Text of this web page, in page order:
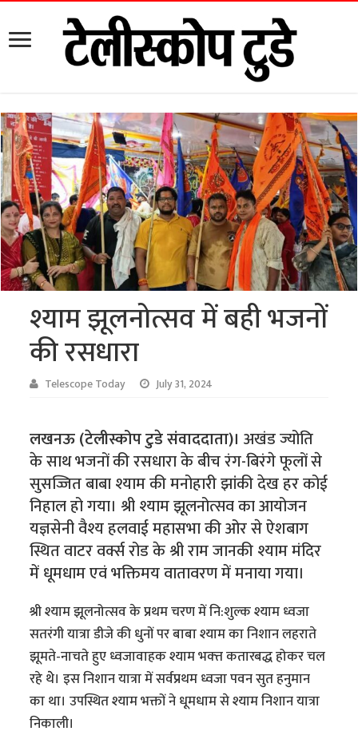
श्याम झूलनोत्सव में बही भजनों
की रसधारा
Telescope Today July 31, 2024
लखनऊ (टेलीस्कोप टुडे संवाददाता)।अखंड ज्योति
के साथ भजनों की रसधारा के बीच रंग-बिरंगे फूलों से
सुसज्जित बाबा श्याम की मनोहारी झांकी देख हर कोई
निहाल हो गया। श्री श्याम झूलनोत्सव का आयोजन
यज्ञसेनी वैश्य हलवाई महासभा की ओर से ऐशबाग
स्थित वाटर वर्क्स रोड के श्री राम जानकी श्याम मंदिर
में धूमधाम एवं भक्तिमय वातावरण में मनाया गया।
श्री श्याम झूलनोत्सव के प्रथम चरण में नि:शुल्क श्याम ध्वजा
सतरंगी यात्रा डीजे की धुनों पर बाबा श्याम का निशान लहराते
झूमते-नाचते हुए ध्वजावाहक श्याम भक्त्त कतारबद्ध होकर चल
रहे थेे। इस निशान यात्रा में सर्वप्रथम ध्वजा पवन सुत हनुमान
का था। उपस्थित श्याम भक्तों ने धूमधाम से श्याम निशान यात्रा
निकाली।